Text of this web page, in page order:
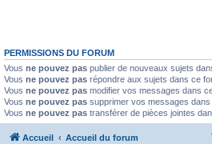
PERMISSIONS DU FORUM
Vous ne pouvez pas publier de nouveaux sujets
Vous ne pouvez pas répondre aux sujets dans ce
Vous ne pouvez pas modifier vos messages dans
Vous ne pouvez pas supprimer vos messages
Vous ne pouvez pas transférer de pièces jointes
Accueil Accueil du forum